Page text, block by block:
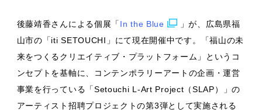
後藤靖香さんによる個展「 In the Blue
」が、広島県福
山市の「iti SETOUCHI」にて現在開催中です。「福山の未
来をつくるクリエイティブ・プラットフォーム」というコ
ンセプトを基軸に、コンテンポラリーアートの企画・運営
事業を行っている「Setouchi L-Art Project（SLAP）」の
アーティスト招聘プロジェクトの第3弾として実施される